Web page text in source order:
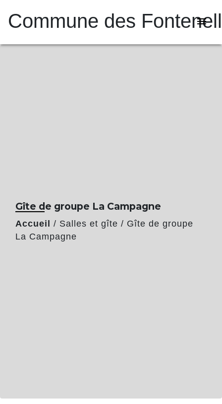
Commune des menu
Gîte de groupe La Campagne
Accueil / Salles et gîte / Gîte de groupe
La Campagne